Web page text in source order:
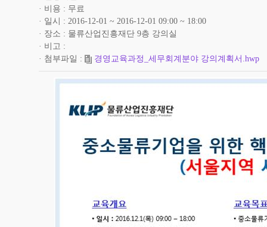
비용
무료
일시
2016-12-01 ~ 2016-12-01 09:00 ~ 18:00
장소
물류산업진흥재단 9층 강의실
비고
첨부파일
경영교육과정_세무회계분야 강의계획서.hwp